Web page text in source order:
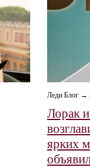
Леди Блог →
Лорак
ярких